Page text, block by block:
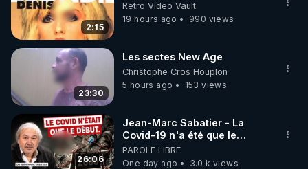
2:15
Retro Video Vault
19 hours ago
990 views
23:30
Les sectes New Age
Christophe Cros Houplon
5 hours ago
153 views
26:06
Jean-Marc Sabatier - La
Covid-19 n'a été que le
début - L'ARNm & l'ARNm-aa
jusqu où auront-t-il ?
PAROLE LIBRE
One day ago
3.0 k views